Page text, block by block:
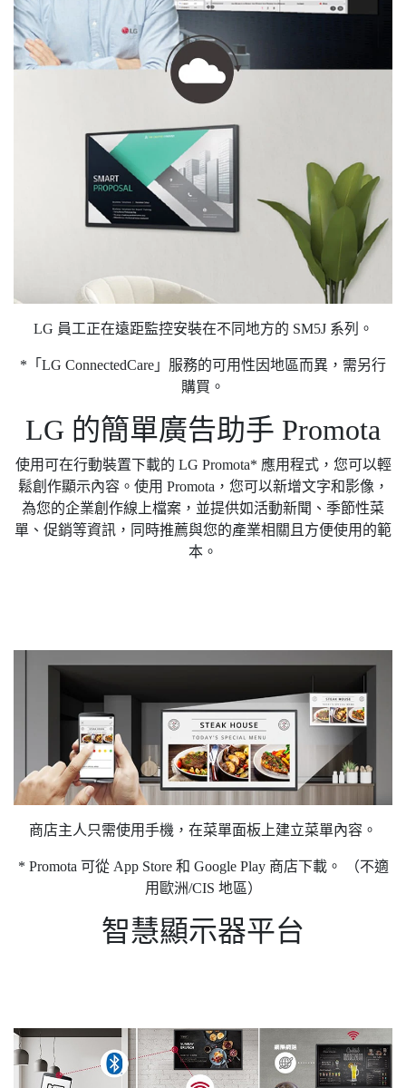
LG 員工正在遠距監控安裝在不同地方的 SM5J 系列。
*「LG ConnectedCare」服務的可用性因地區而異，需另行
購買。
LG 的簡單廣告助手 Promota
使用可在行動裝置下載的 LG Promota* 應用程式，您可以輕
鬆創作顯示內容。使用 Promota，您可以新增文字和影像，
為您的企業創作線上檔案，並提供如活動新聞、季節性菜
單、促銷等資訊，同時推薦與您的產業相關且方便使用的範
本。
商店主人只需使用手機，在菜單面板上建立菜單內容。
* Promota 可從 App Store 和 Google Play 商店下載。 （不適
用歐洲/CIS 地區）
智慧顯示器平台